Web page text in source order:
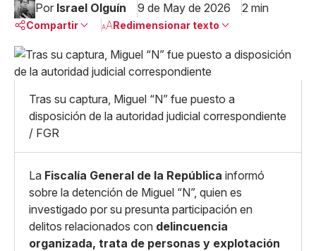
Por Israel Olguín 9 de May de 2026 2 min
Compartir
Linkedin
X
Whatsapp
Copiar enlace
Redimensionar texto
Mediano
Grande
Tras su captura, Miguel “N” fue puesto a
disposición de la autoridad judicial correspondiente
/ FGR
La Fiscalía General de la República informó
sobre la detención de Miguel “N”, quien es
investigado por su presunta participación en
delitos relacionados con delincuencia
organizada, trata de personas y explotación